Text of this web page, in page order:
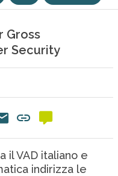
Gross
Security
il VAD italiano e
indirizza le